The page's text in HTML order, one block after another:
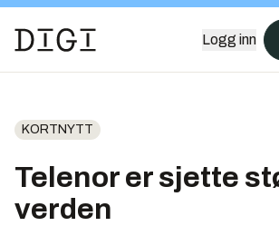
Logg inn
KORTNYTT
Telenor er sjette
verden